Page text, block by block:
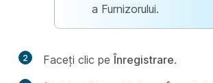
a Furnizorului.
2 Faceţi clic pe Înregistrare.